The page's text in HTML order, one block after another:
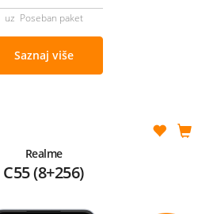
uz Poseban paket
Saznaj više
Realme
C55 (8+256)